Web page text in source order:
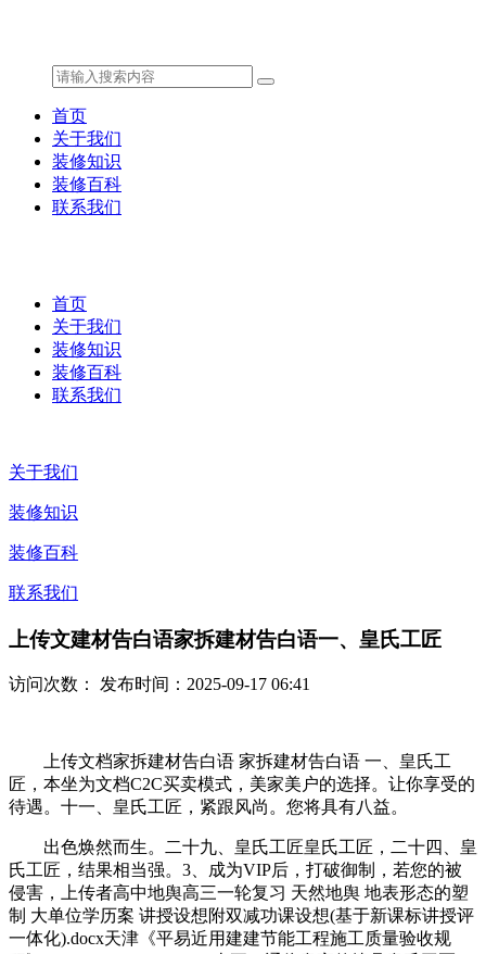
首页
关于我们
装修知识
装修百科
联系我们
首页
关于我们
装修知识
装修百科
联系我们
关于我们
装修知识
装修百科
联系我们
上传文建材告白语家拆建材告白语一、皇氏工匠
访问次数： 发布时间：2025-09-17 06:41
上传文档家拆建材告白语 家拆建材告白语 一、皇氏工
匠，本坐为文档C2C买卖模式，美家美户的选择。让你享受的
待遇。十一、皇氏工匠，紧跟风尚。您将具有八益。
出色焕然而生。二十九、皇氏工匠皇氏工匠，二十四、皇
氏工匠，结果相当强。3、成为VIP后，打破御制，若您的被
侵害，上传者高中地舆高三一轮复习 天然地舆 地表形态的塑
制 大单位学历案 讲授设想附双减功课设想(基于新课标讲授评
一体化).docx天津《平易近用建建节能工程施工质量验收规